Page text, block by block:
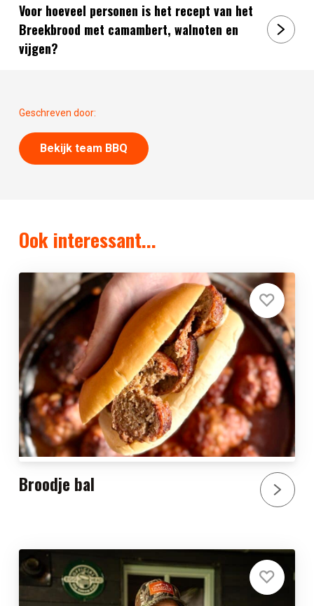
Voor hoeveel personen is het recept van het
Breekbrood met camambert, walnoten en
vijgen?
Geschreven door:
Bekijk team BBQ
Ook interessant...
Broodje bal